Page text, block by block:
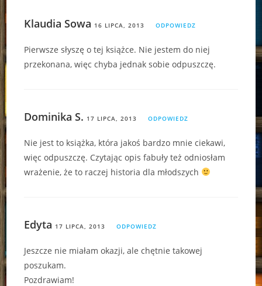
Klaudia Sowa 16 LIPCA, 2013 ODPOWIEDZ
Pierwsze słyszę o tej książce. Nie jestem do niej
przekonana, więc chyba jednak sobie odpuszczę.
Dominika S. 17 LIPCA, 2013 ODPOWIEDZ
Nie jest to książka, która jakoś bardzo mnie ciekawi,
więc odpuszczę. Czytając opis fabuły też odniosłam
wrażenie, że to raczej historia dla młodszych
Edyta 17 LIPCA, 2013 ODPOWIEDZ
Jeszcze nie miałam okazji, ale chętnie takowej
poszukam.
Pozdrawiam!